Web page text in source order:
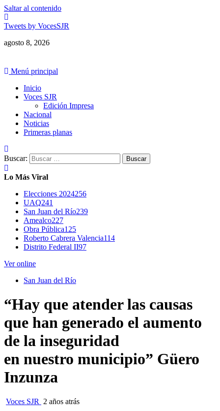
Saltar al contenido
Tweets by VocesSJR
agosto 8, 2026
Menú principal
Inicio
Voces SJR
Edición Impresa
Nacional
Noticias
Primeras planas
Buscar:
Lo Más Viral
Elecciones 2024256
UAQ241
San Juan del Río239
Amealco227
Obra Pública125
Roberto Cabrera Valencia114
Distrito Federal II97
Ver online
San Juan del Río
“Hay que atender las causas
que han generado el aumento
de la inseguridad
en nuestro municipio” Güero
Inzunza
Voces SJR 2 años atrás